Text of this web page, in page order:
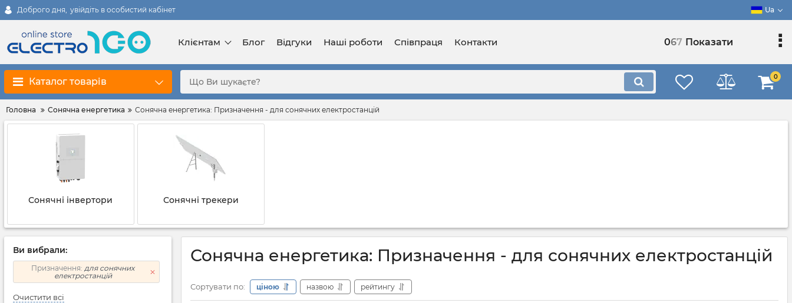
Доброго дня, увійдіть в особистий кабінет Ua
Клієнтам Блог Відгуки Наші роботи Співпраця Контакти 067 Показати
Каталог товарів 0
Головна Сонячна енергетика Сонячна енергетика: Призначення - для сонячних електростанцій
Сонячні інвертори Сонячні трекери
Ви вибрали:
Призначення:для сонячних
електростанцій
Очистити всі
Сонячна енергетика: Призначення - для сонячних електростанцій
Сортувати по: ціною назвою рейтингу